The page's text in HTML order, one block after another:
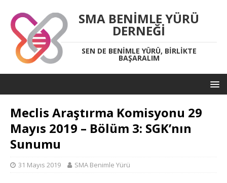
SMA BENIMLE YÜRÜ
DERNEĞI
SEN DE BENIMLE YÜRÜ, BIRLIKTE
BAŞARALIM
Meclis Araştırma Komisyonu 29
Mayıs 2019 – Bölüm 3: SGK’nın
Sunumu
31 Mayıs 2019 SMA Benimle Yürü